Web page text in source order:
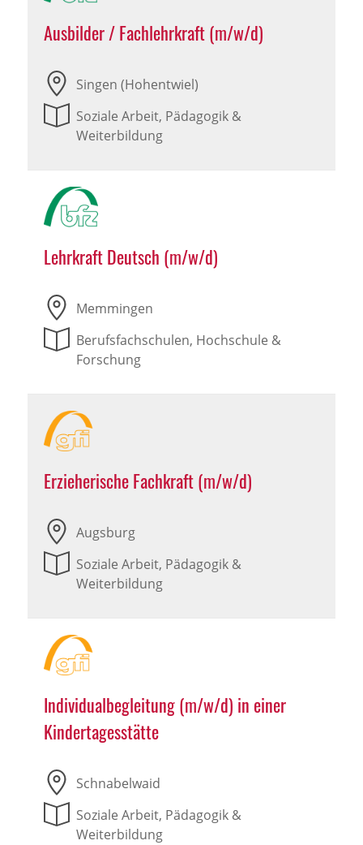
Ausbilder / Fachlehrkraft (m/w/d)
Singen (Hohentwiel)
Soziale Arbeit, Pädagogik &
Weiterbildung
Lehrkraft Deutsch (m/w/d)
Memmingen
Berufsfachschulen, Hochschule &
Forschung
Erzieherische Fachkraft (m/w/d)
Augsburg
Soziale Arbeit, Pädagogik &
Weiterbildung
Individualbegleitung (m/w/d) in einer
Kindertagesstätte
Schnabelwaid
Soziale Arbeit, Pädagogik &
Weiterbildung